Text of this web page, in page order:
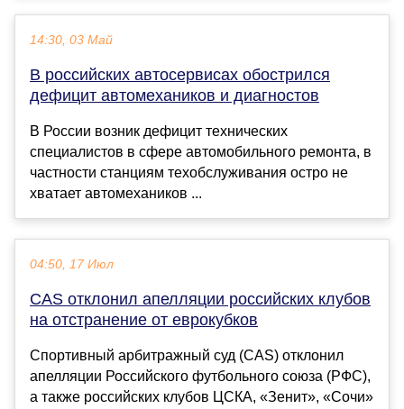
14:30, 03 Май
В российских автосервисах обострился
дефицит автомехаников и диагностов
В России возник дефицит технических
специалистов в сфере автомобильного ремонта, в
частности станциям техобслуживания остро не
хватает автомехаников ...
04:50, 17 Июл
CAS отклонил апелляции российских клубов
на отстранение от еврокубков
Спортивный арбитражный суд (CAS) отклонил
апелляции Российского футбольного союза (РФС),
а также российских клубов ЦСКА, «Зенит», «Сочи»